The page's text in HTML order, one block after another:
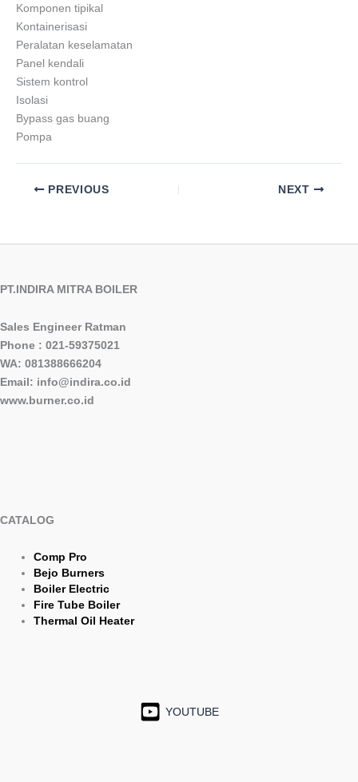
Komponen tipikal
Kontainerisasi
Peralatan keselamatan
Panel kendali
Sistem kontrol
Isolasi
Bypass gas buang
Pompa
PREVIOUS NEXT
PT.INDIRA MITRA BOILER
Sales Engineer Ratman
Phone : 021-59375021
WA: 081388666204
Email: info@indira.co.id
www.burner.co.id
CATALOG
Comp Pro
Bejo Burners
Boiler Electric
Fire Tube Boiler
Thermal Oil Heater
YOUTUBE